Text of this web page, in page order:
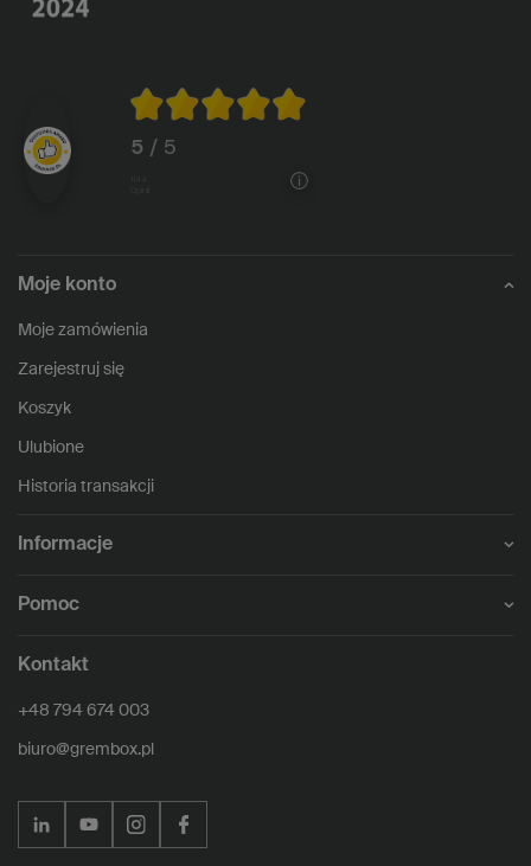
5 / 5
Moje konto
Moje zamówienia
Zarejestruj się
Koszyk
Ulubione
Historia transakcji
Informacje
Pomoc
Kontakt
+48 794 674 003
biuro@grembox.pl